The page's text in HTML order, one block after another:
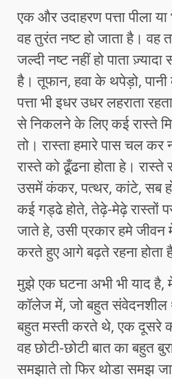
एक और उदाहरण पत्ता पीला या
वह तुरंत नष्ट हो जाता है। वह
जल्दी नष्ट नहीं हो पाता
है। तूफान, हवा के थपेड़ो, पानी
पत्ता भी इधर उधर लहराता
से निकलने के लिए कई रास्ते
तो। रास्ता हमारे पास चल कर
रास्ते को ढूँढना होता हे।
उसमें कंकर, पत्थर, कांटे, सब
कई गड्ढे होते, तेढ़े-मेढ़े
जाते हे, उसी प्रकार हमे जीवन
करते हुए आगे बढ़ते रहना होता
मुझे एक घटना अभी भी याद है,
कॉलेज में, जो बहुत
बहुत मस्ती करते थे, एक दूसरे
वह छोटी-छोटी बात का बहुत
समझाते तो फिर थोडा समझ